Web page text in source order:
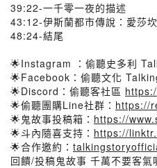
39:22-一千零一夜的描述
43:12-伊斯蘭都市傳說：愛莎
48:24-結尾
🌟Instagram ：偷聽史多利
🌟Facebook：偷聽文化
🌟Discord：偷聽客社區
🌟偷聽團購Line社群： https://
🌟鬼故事投稿箱： https://
🌟斗內隨喜支持： https://
🌟合作邀約：
回饋/投稿鬼故事 千萬不要客氣